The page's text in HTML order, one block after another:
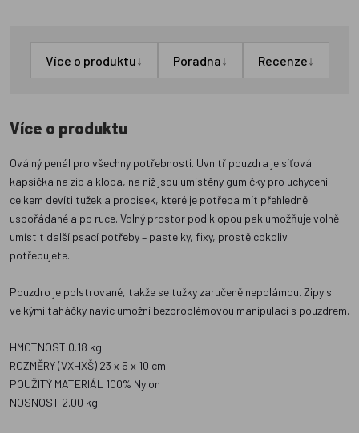
Více o produktu↓ Poradna↓ Recenze↓
Více o produktu
Oválný penál pro všechny potřebnosti. Uvnitř pouzdra je síťová
kapsička na zip a klopa, na níž jsou umístěny gumičky pro uchycení
celkem devíti tužek a propisek, které je potřeba mít přehledně
uspořádané a po ruce. Volný prostor pod klopou pak umožňuje volně
umístit další psací potřeby – pastelky, fixy, prostě cokoliv
potřebujete.
Pouzdro je polstrované, takže se tužky zaručeně nepolámou. Zipy s
velkými taháčky navíc umožní bezproblémovou manipulaci s pouzdrem.
HMOTNOST 0.18 kg
ROZMĚRY (VXHXŠ) 23 x 5 x 10 cm
POUŽITÝ MATERIÁL 100% Nylon
NOSNOST 2.00 kg